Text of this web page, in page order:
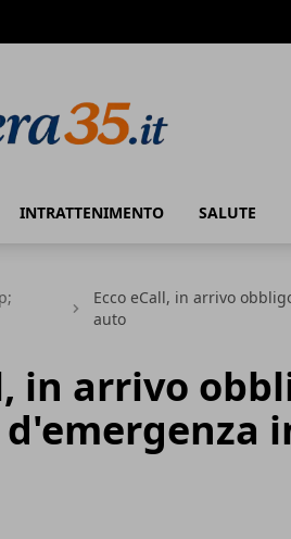
INTRATTENIMENTO SALUTE
Ecco eCall, in arrivo
auto
in arrivo